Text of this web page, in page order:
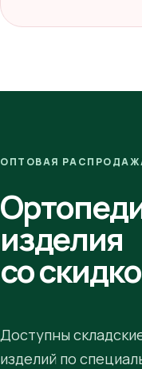
ОПТОВАЯ
изделия
со
Доступны
изделий по